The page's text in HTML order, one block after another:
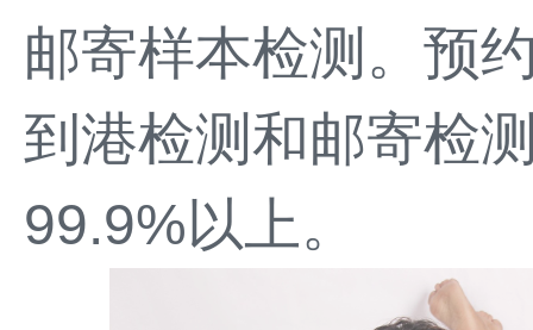
邮寄样本检测。预
到港检测和邮寄检
99.9%以上。